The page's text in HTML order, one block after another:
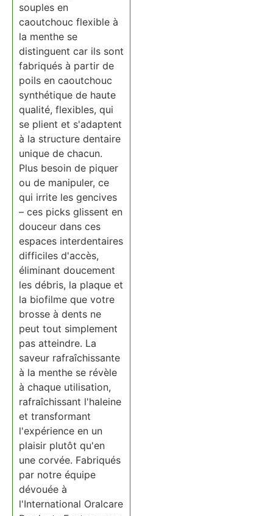
souples en
caoutchouc flexible à
la menthe se
distinguent car ils sont
fabriqués à partir de
poils en caoutchouc
synthétique de haute
qualité, flexibles, qui
se plient et s'adaptent
à la structure dentaire
unique de chacun.
Plus besoin de piquer
ou de manipuler, ce
qui irrite les gencives
– ces picks glissent en
douceur dans ces
espaces interdentaires
difficiles d'accès,
éliminant doucement
les débris, la plaque et
la biofilme que votre
brosse à dents ne
peut tout simplement
pas atteindre. La
saveur rafraîchissante
à la menthe se révèle
à chaque utilisation,
rafraîchissant l'haleine
et transformant
l'expérience en un
plaisir plutôt qu'en
une corvée. Fabriqués
par notre équipe
dévouée à
l'International Oralcare